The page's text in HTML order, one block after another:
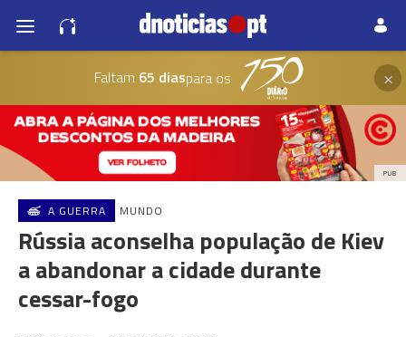
Faltam 65 diaspara os ×
PUB
A GUERRA MUNDO
Rússia aconselha população de Kiev
a abandonar a cidade durante
cessar-fogo